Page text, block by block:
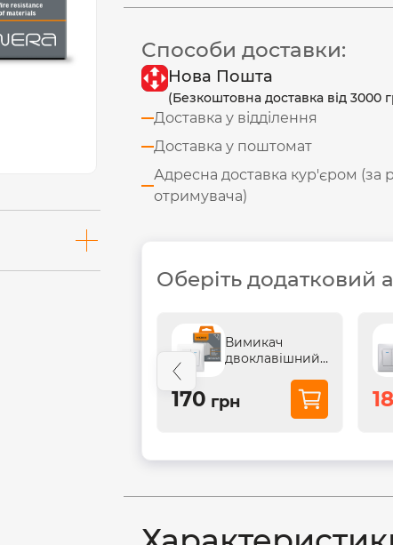
Способи доставки:
Нова Пошта
(Безкоштовна доставка від 3000
Доставка у відділення
Доставка у поштомат
Адресна доставка кур'єром (за
отримувача)
Оберіть додатковий
Вимикач
двоклавішний
білий VIDEX
BINERA
170 грн